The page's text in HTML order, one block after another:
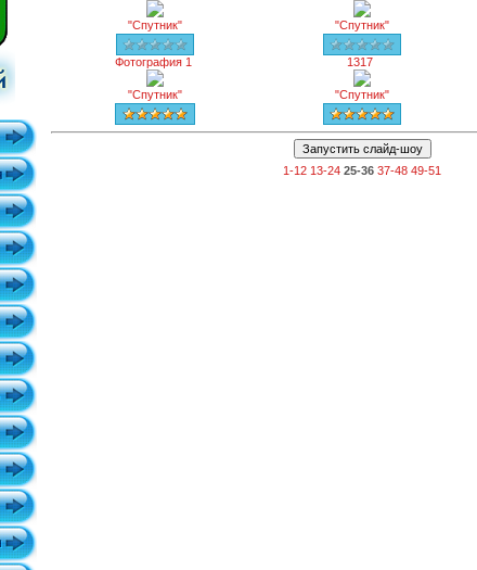
"Спутник" "Спутник"
Фотография 1
"Спутник"
1317
"Спутник"
1-12 13-24 25-36 37-48 49-51